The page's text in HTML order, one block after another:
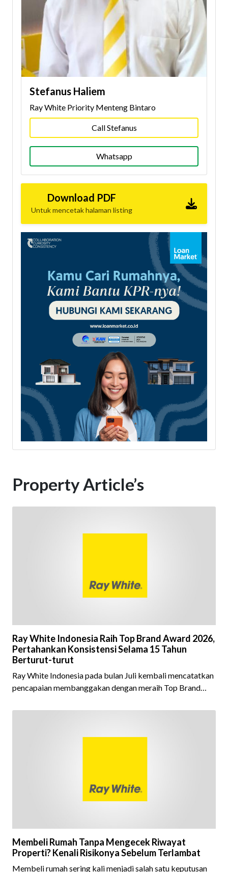
Stefanus Haliem
Ray White Priority Menteng Bintaro
Call Stefanus
Whatsapp
Download PDF
Untuk mencetak halaman listing
Property Article’s
Ray White Indonesia Raih Top Brand Award 2026,
Pertahankan Konsistensi Selama 15 Tahun
Berturut-turut
Ray White Indonesia pada bulan Juli kembali mencatatkan
pencapaian membanggakan dengan meraih Top Brand
ini menjadi semakin istimewa karena Ray White Indonesia
tahun berturut-turut, sebuah bukti nyata atas konsistensi,
Membeli Rumah Tanpa Mengecek Riwayat
Properti? Kenali Risikonya Sebelum Terlambat
Membeli rumah sering kali menjadi salah satu keputusan